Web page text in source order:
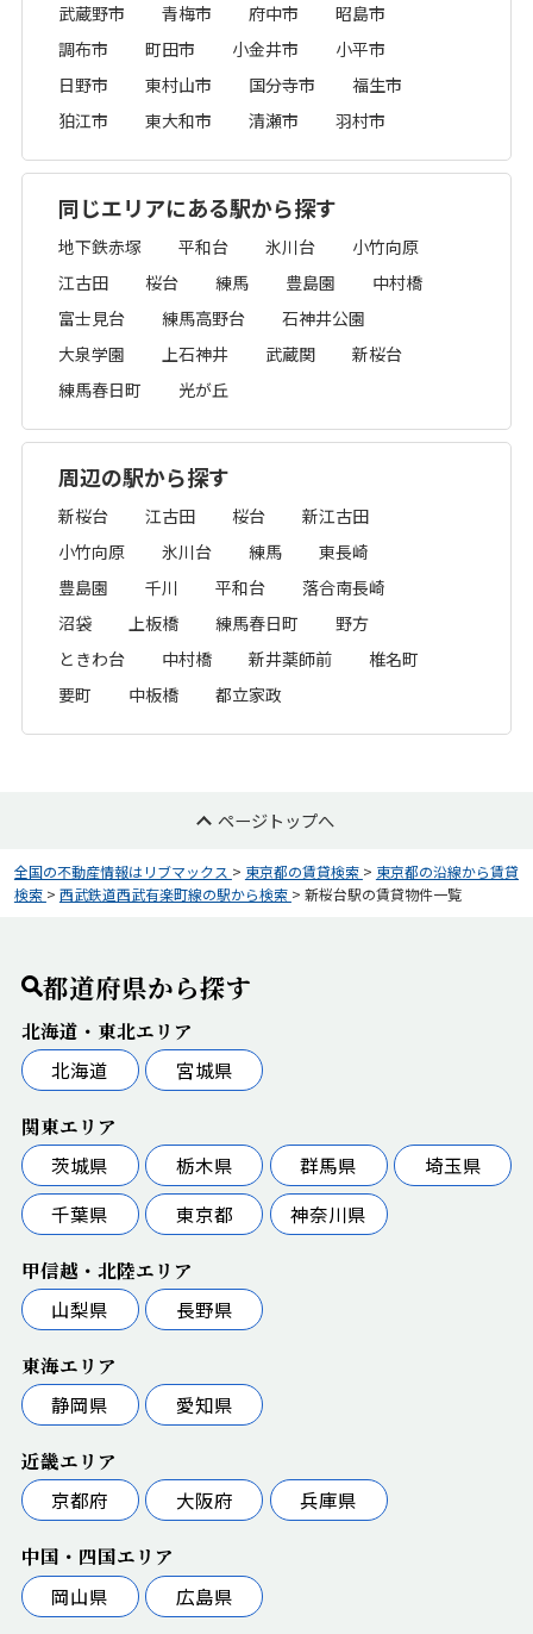
武蔵野市
青梅市 府中市
昭島市
調布市
町田市 小金井市
小平市
日野市
東村山市 国分寺市
福生市
狛江市
東大和市 清瀬市 羽村市
同じエリアにある駅から探す
地下鉄赤塚 平和台 氷川台
小竹向原
江古田
桜台 練馬 豊島園
中村橋
富士見台
練馬高野台
石神井公園
大泉学園
上石神井 武蔵関
新桜台
練馬春日町
光が丘
周辺の駅から探す
新桜台 江古田 桜台
新江古田
小竹向原
氷川台 練馬
東長崎
豊島園
千川 平和台
落合南長崎
沼袋
上板橋 練馬春日町
野方
ときわ台
中村橋 新井薬師前
椎名町
要町
中板橋 都立家政
ページトップへ
全国の不動産情報はリブマックス > 東京都の賃貸検索 > 東京都の沿線から賃貸
検索 > 西武鉄道西武有楽町線の駅から検索 > 新桜台駅の賃貸物件一覧
都道府県から探す
北海道・東北エリア
北海道
宮城県
関東エリア
茨城県
栃木県 群馬県
埼玉県
千葉県
東京都 神奈川県
甲信越・北陸エリア
山梨県
長野県
東海エリア
静岡県
愛知県
近畿エリア
京都府
大阪府 兵庫県
中国・四国エリア
岡山県
広島県